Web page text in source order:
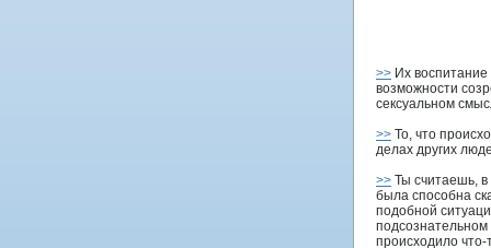
>> Их
возможности
сексуальном
>> То, что
делах других
>> Ты считаешь,
была способна
подобной
подсознательном
происходило